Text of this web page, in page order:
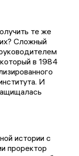
те же
Сложный
в 1984
И
истории с
проректор